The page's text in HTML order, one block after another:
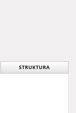
STRUKTURA